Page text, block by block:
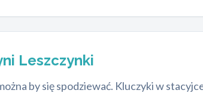
Leszczynki
by się spodziewać. Kluczyki w